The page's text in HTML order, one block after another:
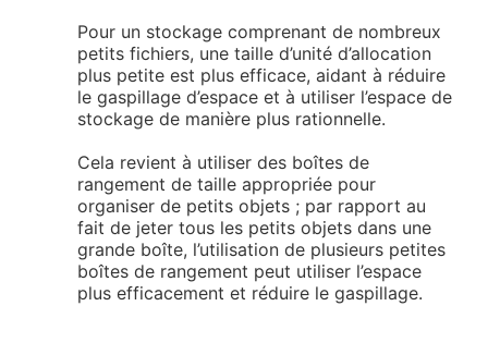
Pour un stockage comprenant de nombreux
petits fichiers, une taille d’unité d’allocation
plus petite est plus efficace, aidant à réduire
le gaspillage d’espace et à utiliser l’espace de
stockage de manière plus rationnelle.
Cela revient à utiliser des boîtes de
rangement de taille appropriée pour
organiser de petits objets ; par rapport au
fait de jeter tous les petits objets dans une
grande boîte, l’utilisation de plusieurs petites
boîtes de rangement peut utiliser l’espace
plus efficacement et réduire le gaspillage.